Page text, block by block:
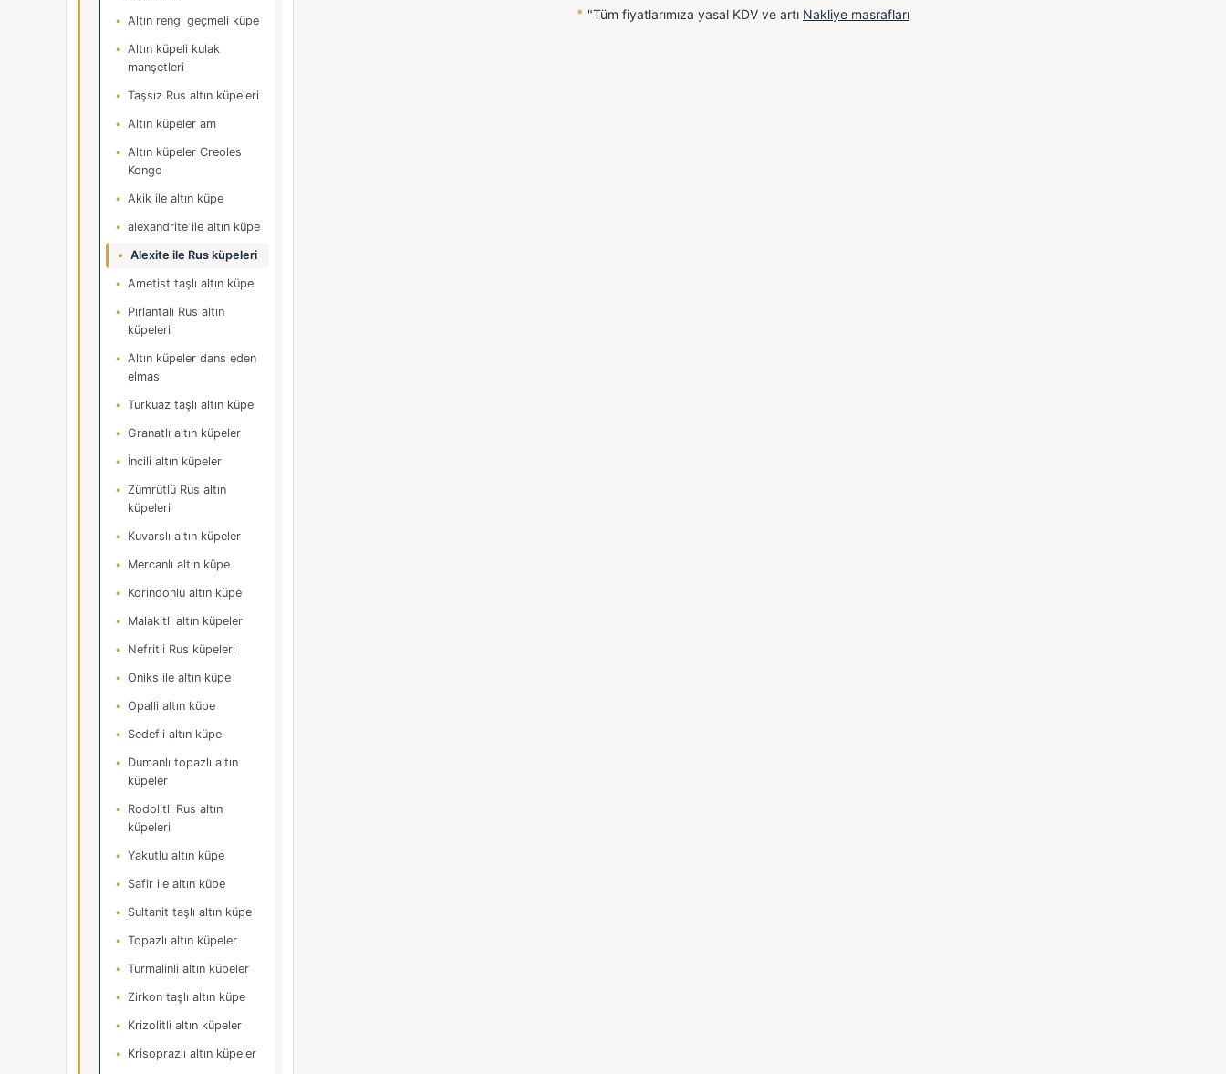
Altın rengi geçmeli küpe
Altın küpeli kulak
manşetleri
Taşsız Rus altın küpeleri
Altın küpeler am
Altın küpeler Creoles
Kongo
Akik ile altın küpe
alexandrite ile altın küpe
Alexite ile Rus küpeleri
Ametist taşlı altın küpe
Pırlantalı Rus altın
küpeleri
Altın küpeler dans eden
elmas
Turkuaz taşlı altın küpe
Granatlı altın küpeler
İncili altın küpeler
Zümrütlü Rus altın
küpeleri
Kuvarslı altın küpeler
Mercanlı altın küpe
Korindonlu altın küpe
Malakitli altın küpeler
Nefritli Rus küpeleri
Oniks ile altın küpe
Opalli altın küpe
Sedefli altın küpe
Dumanlı topazlı altın
küpeler
Rodolitli Rus altın
küpeleri
Yakutlu altın küpe
Safir ile altın küpe
Sultanit taşlı altın küpe
Topazlı altın küpeler
Turmalinli altın küpeler
Zirkon taşlı altın küpe
Krizolitli altın küpeler
Krisoprazlı altın küpeler
* "Tüm fiyatlarımıza yasal KDV ve artı Nakliye masrafları